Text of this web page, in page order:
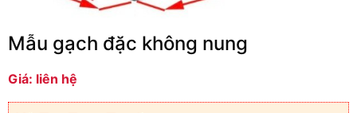
Mẫu gạch đặc không nung
Giá: liên hệ